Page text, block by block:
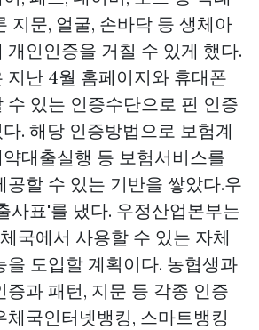
지문, 얼굴, 손바닥 등 생체아
개인인증을 거칠 수 있게 했다.
지난 4월 홈페이지와 휴대폰
수 있는 인증수단으로 핀 인증
. 해당 인증방법으로 보험계
대출실행 등 보험서비스를
공할 수 있는 기반을 쌓았다.우
사표'를 냈다. 우정산업본부는
국에서 사용할 수 있는 자체
을 도입할 계획이다. 농협생과
증과 패턴, 지문 등 각종 인증
체국인터넷뱅킹, 스마트뱅킹